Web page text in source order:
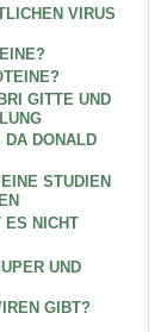
VIRUS
GITTE UND
DA DONALD
STUDIEN
ES NICHT
UND
GIBT?